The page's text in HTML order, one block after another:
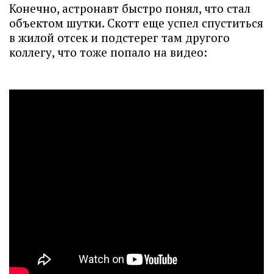
Конечно, астронавт быстро понял, что стал
объектом шутки. Скотт еще успел спуститься
в жилой отсек и подстерег там другого
коллегу, что тоже попало на видео: